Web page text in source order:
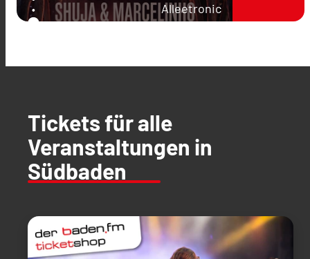
Alleetronic
Tickets für alle
Veranstaltungen in
Südbaden